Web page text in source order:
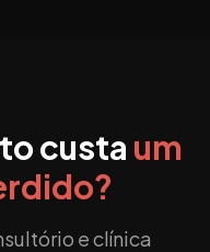
custa um
e clínica